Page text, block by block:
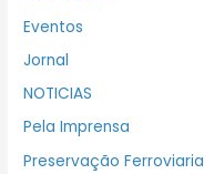
Eventos
Jornal
NOTICIAS
Pela Imprensa
Preservação Ferroviaria